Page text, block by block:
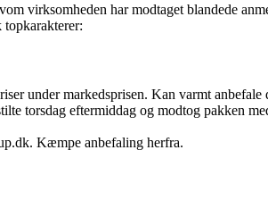
virksomheden har modtaget blandede
under markedsprisen. Kan varmt anbefale
torsdag eftermiddag og modtog pakken
Kæmpe anbefaling herfra.